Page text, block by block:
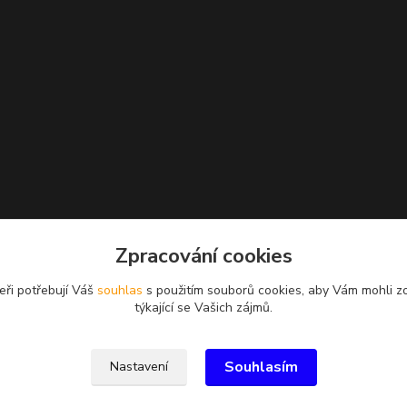
Zpracování cookies
potřebují Váš souhlas s použitím souborů cookies, aby Vám mohli
týkající se Vašich zájmů.
Nastavení Souhlasím